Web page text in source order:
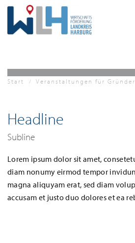
Zum Hauptinhalt springen
Start Veranstaltungen für Gründer
Headline
Subline
Lorem ipsum dolor sit amet,
diam nonumy eirmod tempor
magna aliquyam erat, sed diam
accusam et justo duo dolores et ea